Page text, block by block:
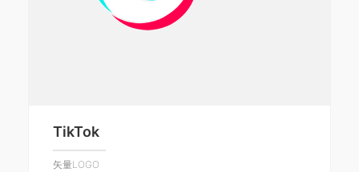
TikTok
矢量LOGO